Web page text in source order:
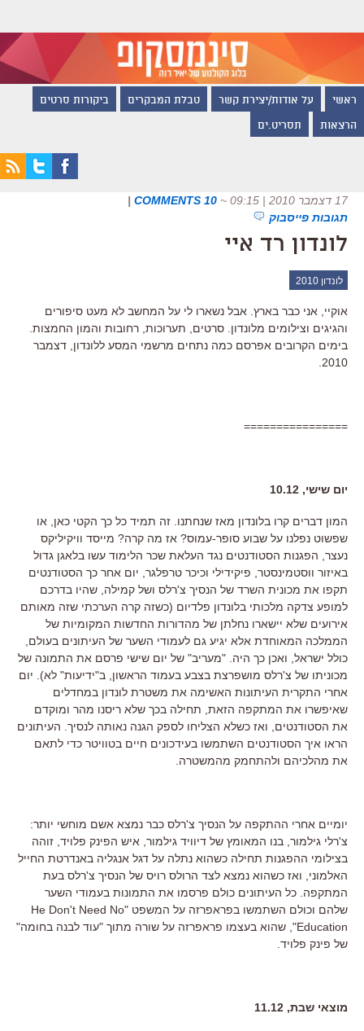
ראשי על אודות/יצירת קשר טבלת המבקרים ביקורות סרטים
הרצאות תסריט.ים
17 דצמבר 2010 | 09:15 ~
10 COMMENTS
|
תגובות פייסבוק
לונדון רד איי
לונדון 2010
אוקיי, אני כבר בארץ. אבל נשארו לי על המחשב לא מעט סיפורים
והגיגים וצילומים מלונדון. סרטים, תערוכות, רחובות והמון החמצות.
בימים הקרובים אפרסם כמה נתחים מרשמי המסע ללונדון, דצמבר
2010.
================
יום שישי, 10.12
המון דברים קרו בלונדון מאז שנחתנו. זה תמיד כל כך הקטי כאן, או
שפשוט נפלנו על שבוע סופר-עמוס? אז מה קרה? מייסד וויקיליקס
נעצר, הפגנות הסטודנטים נגד העלאת שכר הלימוד עשו בלאגן גדול
באיזור ווסטמינסטר, פיקידילי וכיכר טרפלגר, יום אחר כך הסטודנטים
תקפו את מכונית השרד של הנסיך צ'רלס ושל קמילה, שהיו בדרכם
למופע צדקה מלכותי בלונדון פלדיום (כשזה קרה הערכתי שזה מאותם
אירועים שלא יישארו נחלתן של מהדורות החדשות המקומיות של
הממלכה המאוחדת אלא יגיע גם לעמודי השער של העיתונים בעולם,
כולל ישראל, ואכן כך היה. "מעריב" של יום שישי פרסם את התמונה של
מכוניתו של צ'רלס מושפרצת בצבע בעמוד הראשון, ב"ידיעות" לא). יום
אחרי התקרית העיתונות האשימה את משטרת לונדון במחדלים
שאיפשרו את המתקפה הזאת, תחילה בכך שלא ריסנו מהר ומוקדם
את הסטודנטים, ואז כשלא הצליחו לספק הגנה נאותה לנסיך. העיתונים
הראו איך הסטודנטים השתמשו בעידכונים חיים בטוויטר כדי לתאם
את מהלכיהם ולהתחמק מהמשטרה.
יומיים אחרי ההתקפה על הנסיך צ'רלס כבר נמצא אשם מוחשי יותר:
צ'רלי גילמור, בנו המאומץ של דיוויד גילמור, איש הפינק פלויד, זוהה
בצילומי ההפגנות תחילה כשהוא נתלה על דגל אנגליה באנדרטת החייל
האלמוני, ואז כשהוא נמצא לצד הרולס רויס של הנסיך צ'רלס בעת
המתקפה. כל העיתונים כולם פרסמו את התמונות בעמודי השער
שלהם וכולם השתמשו בפראפרזה על המשפט "He Don't Need No
Education", שהוא בעצמו פראפרזה על שורה מתוך "עוד לבנה בחומה"
של פינק פלויד.
מוצאי שבת, 11.12